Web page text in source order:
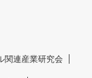
関連産業研究会